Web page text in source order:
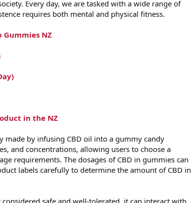
Every day, we are tasked with a wide range of
requires both mental and physical fitness.
Gummies NZ
in the NZ
made by infusing CBD oil into a gummy candy
and concentrations, allowing users to choose a
requirements. The dosages of CBD in gummies can
labels carefully to determine the amount of CBD in
safe and well-tolerated, it can interact with